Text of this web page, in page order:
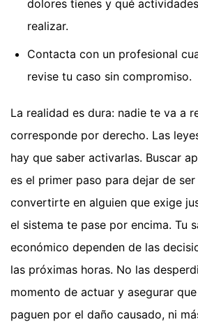
dolores tienes y qué
realizar.
Contacta con un profesional
revise tu caso sin compromiso.
La realidad es dura: nadie te va a
corresponde por derecho. Las
hay que saber activarlas. Buscar
es el primer paso para dejar de
convertirte en alguien que exige
el sistema te pase por encima. Tu
económico dependen de las
las próximas horas. No las
momento de actuar y asegurar
paguen por el daño causado, ni